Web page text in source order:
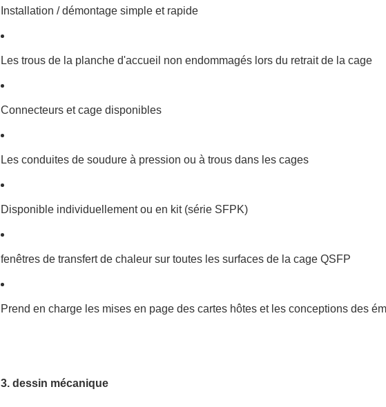
Installation / démontage simple et rapide
Les trous de la planche d'accueil non endommagés lors du retrait de la cage
Connecteurs et cage disponibles
Les conduites de soudure à pression ou à trous dans les cages
Disponible individuellement ou en kit (série SFPK)
fenêtres de transfert de chaleur sur toutes les surfaces de la cage QSFP
Prend en charge les mises en page des cartes hôtes et les conceptions des
3. dessin mécanique